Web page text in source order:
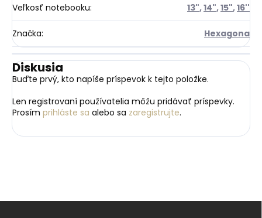
Veľkosť notebooku: 13",14",15",16''
Značka: Hexagona
Diskusia
Buďte prvý, kto napíše príspevok k tejto položke.
Len registrovaní používatelia môžu pridávať príspevky.
Prosím prihláste sa alebo sa zaregistrujte.